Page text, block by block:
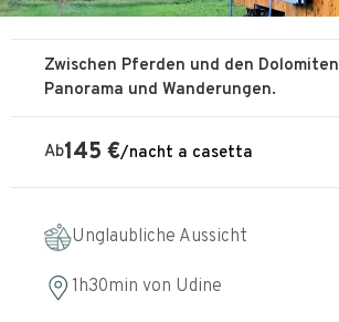
Zwischen Pferden und den Dolomiten
Panorama und Wanderungen.
Ab145 €/nacht a casetta
Unglaubliche Aussicht
1h30min von Udine